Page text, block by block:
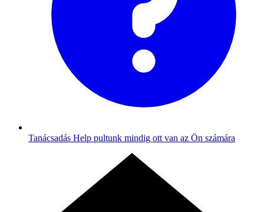
Tanácsadás Help pultunk mindig ott van az Ön számára